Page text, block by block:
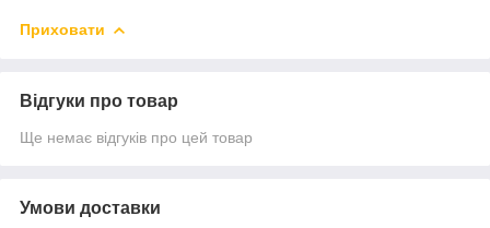
Приховати
Відгуки про товар
Ще немає відгуків про цей товар
Умови доставки